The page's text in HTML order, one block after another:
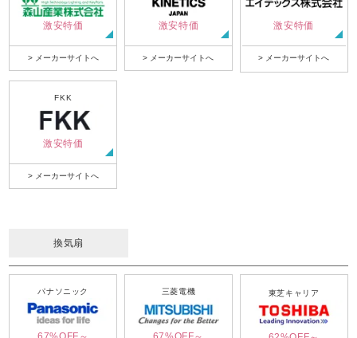
激安特価
> メーカーサイトへ
激安特価
> メーカーサイトへ
激安特価
> メーカーサイトへ
FKK
激安特価
> メーカーサイトへ
換気扇
パナソニック 三菱電機 東芝キャリア